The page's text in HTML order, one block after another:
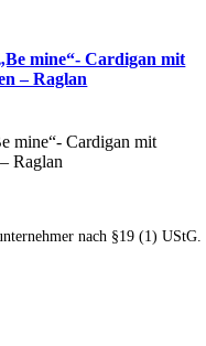
mine“- Cardigan mit
– Raglan
mine“- Cardigan mit
Raglan
nach §19 (1) UStG.